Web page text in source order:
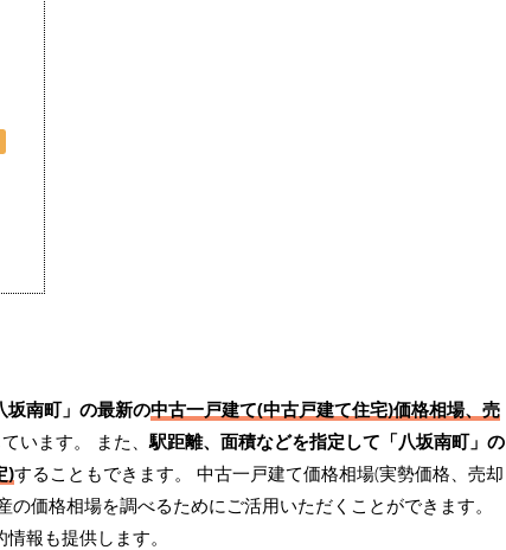
坂南町」の最新の中古一戸建て(中古戸建て住宅)価格相場、売
います。 また、 駅距離、面積などを指定して「八坂南町」の
)することもできます。 中古一戸建て価格相場(実勢価格、売却
価格相場を調べるためにご活用いただくことができます。
報も提供します。